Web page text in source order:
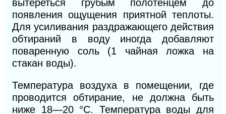
вытереться грубым полотенцем до
появления ощущения приятной теплоты.
Для усиливания раздражающего действия
обтираний в воду иногда добавляют
поваренную соль (1 чайная ложка на
стакан воды).
Температура воздуха в помещении, где
проводится обтирание, не должна быть
ниже 18—20 °С. Температура воды для